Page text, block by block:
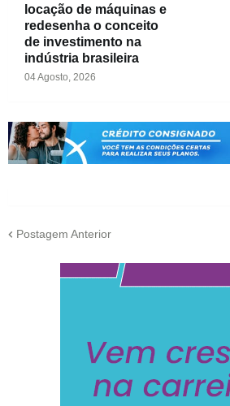
locação de máquinas e
redesenha o conceito
de investimento na
indústria brasileira
04 Agosto, 2026
Postagem Anterior